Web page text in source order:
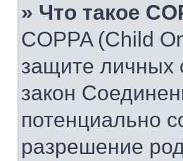
» Что такое
COPPA (Child
защите личных
закон
потенциально
разрешение